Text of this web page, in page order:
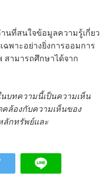
นที่สนใจข้อมูลความรู้เกี่ยว
ฉพาะอย่างยิ่งการออมการ
สามารถศึกษาได้จาก
บทความนี้เป็นความเห็น
คล้องกับความเห็นของ
ลักทรัพย์และ